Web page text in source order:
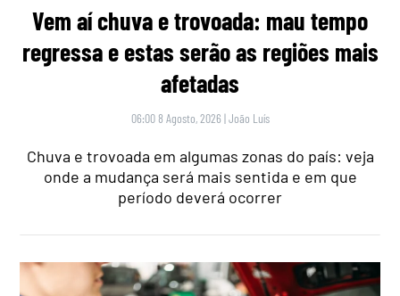
Vem aí chuva e trovoada: mau tempo
regressa e estas serão as regiões mais
afetadas
06:00 8 Agosto, 2026 |João Luís
Chuva e trovoada em algumas zonas do país: veja
onde a mudança será mais sentida e em que
período deverá ocorrer